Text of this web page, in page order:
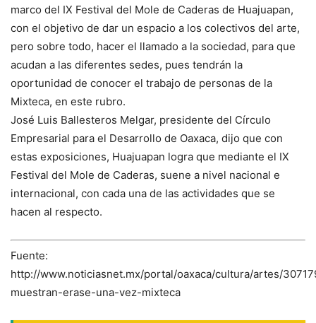
marco del IX Festival del Mole de Caderas de Huajuapan,
con el objetivo de dar un espacio a los colectivos del arte,
pero sobre todo, hacer el llamado a la sociedad, para que
acudan a las diferentes sedes, pues tendrán la
oportunidad de conocer el trabajo de personas de la
Mixteca, en este rubro.
José Luis Ballesteros Melgar, presidente del Círculo
Empresarial para el Desarrollo de Oaxaca, dijo que con
estas exposiciones, Huajuapan logra que mediante el IX
Festival del Mole de Caderas, suene a nivel nacional e
internacional, con cada una de las actividades que se
hacen al respecto.
Fuente:
http://www.noticiasnet.mx/portal/oaxaca/cultura/artes/
muestran-erase-una-vez-mixteca